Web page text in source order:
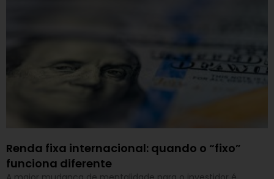
Renda fixa internacional: quando o “fixo”
funciona diferente